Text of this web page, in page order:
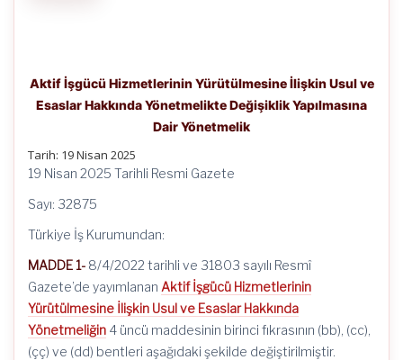
Aktif İşgücü Hizmetlerinin Yürütülmesine İlişkin Usul ve
Esaslar Hakkında Yönetmelikte Değişiklik Yapılmasına
Dair Yönetmelik
Tarih: 19 Nisan 2025
19 Nisan 2025 Tarihli Resmi Gazete
Sayı: 32875
Türkiye İş Kurumundan:
MADDE 1- 8/4/2022 tarihli ve 31803 sayılı Resmî
Gazete’de yayımlanan Aktif İşgücü Hizmetlerinin
Yürütülmesine İlişkin Usul ve Esaslar Hakkında
Yönetmeliğin 4 üncü maddesinin birinci fıkrasının (bb), (cc),
(çç) ve (dd) bentleri aşağıdaki şekilde değiştirilmiştir.